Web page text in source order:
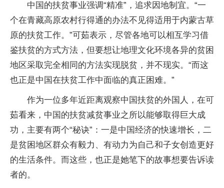
中国的扶贫事业强调“精准”，追求因地制宜。“一
个在青藏高原农村行得通的办法不见得适用于内蒙古草
原的扶贫工作。”可茹表示，尽管各地可以相互学习借
鉴扶贫的方式方法，但要想让地理文化环境各异的贫困
地区采取完全相同的方法实现脱贫，并不现实。“而这
也正是中国在扶贫工作中面临的真正困难。”
作为一位多年近距离观察中国扶贫的外国人，在可
茹看来，中国的扶贫减贫事业之所以能够取得巨大成
功，主要有两个“秘诀”：一是中国经济的快速增长，二
是贫困地区群众有毅力、有动力为自己和子女创造更好
的生活条件。而这些，也正是她笔下的故事想要告诉读
者的。